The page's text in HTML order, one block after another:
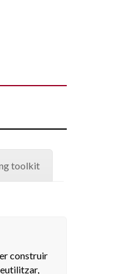
toolkit
construir